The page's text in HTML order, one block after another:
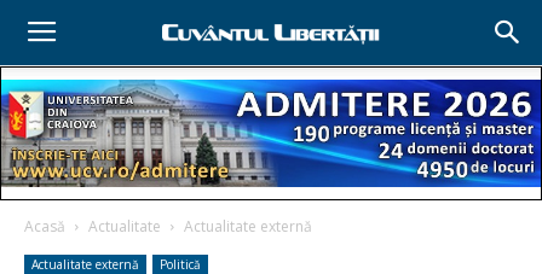
Acasă Actualitate Actualitate externă
Actualitate externă Politică